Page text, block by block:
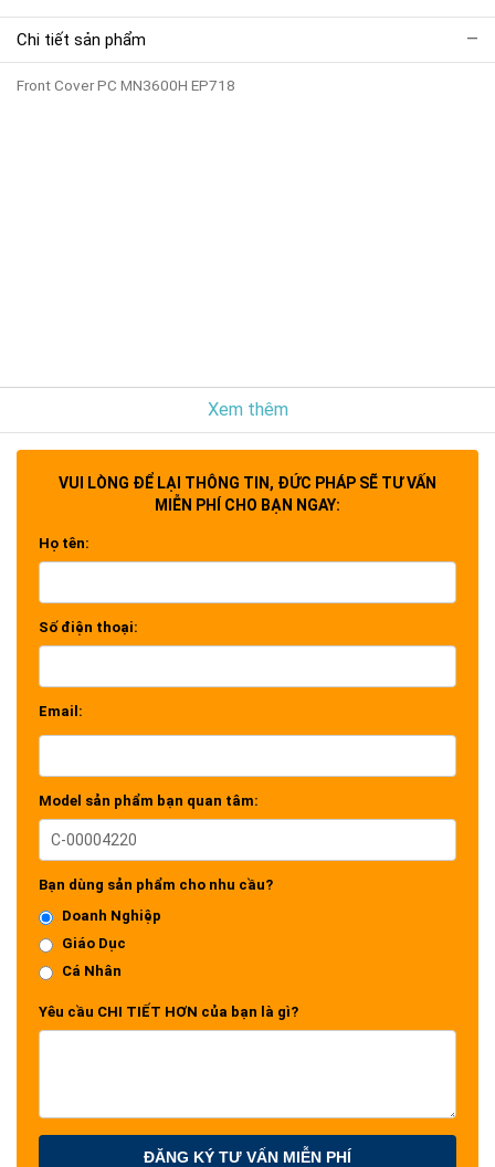
Chi tiết sản phẩm
Front Cover PC MN3600H EP718
Xem thêm
VUI LÒNG ĐỂ LẠI THÔNG TIN, ĐỨC PHÁP SẼ TƯ VẤN
MIỄN PHÍ CHO BẠN NGAY:
Họ tên:
Số điện thoại:
Email:
Model sản phẩm bạn quan tâm:
Bạn dùng sản phẩm cho nhu cầu?
Doanh Nghiệp
Giáo Dục
Cá Nhân
Yêu cầu CHI TIẾT HƠN của bạn là gì?
ĐĂNG KÝ TƯ VẤN MIỄN PHÍ